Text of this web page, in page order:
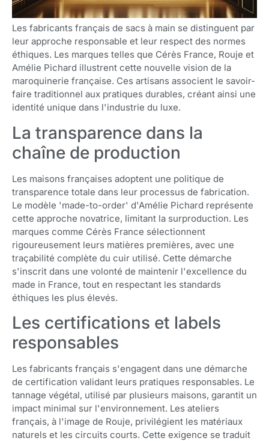
Les fabricants français de sacs à main se distinguent par
leur approche responsable et leur respect des normes
éthiques. Les marques telles que Cérès France, Rouje et
Amélie Pichard illustrent cette nouvelle vision de la
maroquinerie française. Ces artisans associent le savoir-
faire traditionnel aux pratiques durables, créant ainsi une
identité unique dans l'industrie du luxe.
La transparence dans la
chaîne de production
Les maisons françaises adoptent une politique de
transparence totale dans leur processus de fabrication.
Le modèle 'made-to-order' d'Amélie Pichard représente
cette approche novatrice, limitant la surproduction. Les
marques comme Cérès France sélectionnent
rigoureusement leurs matières premières, avec une
traçabilité complète du cuir utilisé. Cette démarche
s'inscrit dans une volonté de maintenir l'excellence du
made in France, tout en respectant les standards
éthiques les plus élevés.
Les certifications et labels
responsables
Les fabricants français s'engagent dans une démarche
de certification validant leurs pratiques responsables. Le
tannage végétal, utilisé par plusieurs maisons, garantit un
impact minimal sur l'environnement. Les ateliers
français, à l'image de Rouje, privilégient les matériaux
naturels et les circuits courts. Cette exigence se traduit